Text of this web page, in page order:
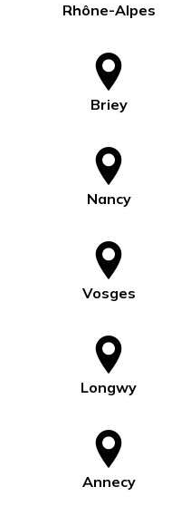
Rhône-Alpes
Briey
Nancy
Vosges
Longwy
Annecy